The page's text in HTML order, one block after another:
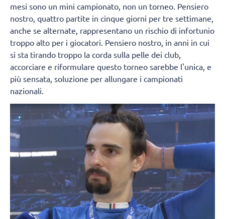
mesi sono un mini campionato, non un torneo. Pensiero
nostro, quattro partite in cinque giorni per tre settimane,
anche se alternate, rappresentano un rischio di infortunio
troppo alto per i giocatori. Pensiero nostro, in anni in cui
si sta tirando troppo la corda sulla pelle dei club,
accorciare e riformulare questo torneo sarebbe l'unica, e
più sensata, soluzione per allungare i campionati
nazionali.